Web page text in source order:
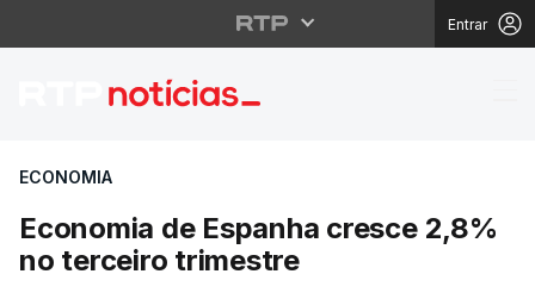
Entrar
Economia de
ECONOMIA
Economia de Espanha cresce 2,8%
no terceiro trimestre